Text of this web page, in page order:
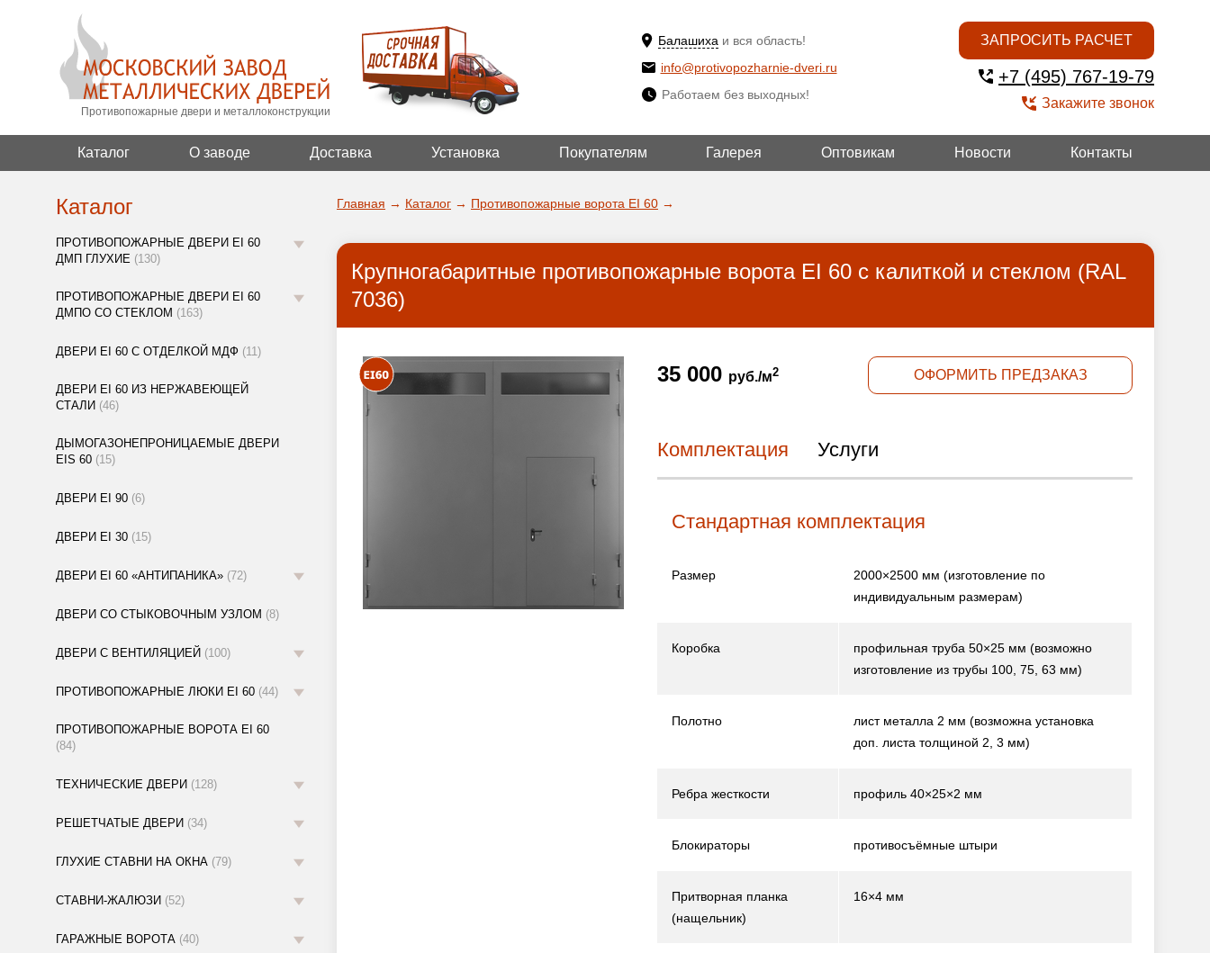
Противопожарные двери и металлоконструкции
Балашиха и вся область!
ДА!
ВЫБРАТЬ ДРУГОЙ
info@protivopozharnie-dveri.ru
Работаем без выходных!
ЗАПРОСИТЬ РАСЧЕТ
+7 (495) 767-19-79
Закажите звонок
Каталог О заводе Доставка Установка Покупателям Галерея Оптовикам Новости Контакты
Каталог
ПРОТИВОПОЖАРНЫЕ ДВЕРИ EI 60
ДМП ГЛУХИЕ (130)
ПРОТИВОПОЖАРНЫЕ ДВЕРИ EI 60
ДМПО СО СТЕКЛОМ (163)
ДВЕРИ EI 60 С ОТДЕЛКОЙ МДФ (11)
ДВЕРИ EI 60 ИЗ НЕРЖАВЕЮЩЕЙ
СТАЛИ (46)
ДЫМОГАЗОНЕПРОНИЦАЕМЫЕ ДВЕРИ
EIS 60 (15)
ДВЕРИ EI 90 (6)
ДВЕРИ EI 30 (15)
ДВЕРИ EI 60 «АНТИПАНИКА» (72)
ДВЕРИ СО СТЫКОВОЧНЫМ УЗЛОМ (8)
ДВЕРИ С ВЕНТИЛЯЦИЕЙ (100)
ПРОТИВОПОЖАРНЫЕ ЛЮКИ EI 60 (44)
ПРОТИВОПОЖАРНЫЕ ВОРОТА EI 60
(84)
ТЕХНИЧЕСКИЕ ДВЕРИ (128)
РЕШЕТЧАТЫЕ ДВЕРИ (34)
ГЛУХИЕ СТАВНИ НА ОКНА (79)
СТАВНИ-ЖАЛЮЗИ (52)
ГАРАЖНЫЕ ВОРОТА (40)
Главная → Каталог → Противопожарные ворота EI 60 →
Крупногабаритные противопожарные ворота EI 60 с калиткой и стеклом (RAL
7036)
35 000 руб./м2 ОФОРМИТЬ ПРЕДЗАКАЗ
Комплектация Услуги
Стандартная комплектация
Размер 2000×2500 мм (изготовление по
индивидуальным размерам)
Коробка профильная труба 50×25 мм (возможно
изготовление из трубы 100, 75, 63 мм)
Полотно лист металла 2 мм (возможна установка
доп. листа толщиной 2, 3 мм)
Ребра жесткости профиль 40×25×2 мм
Блокираторы противосъёмные штыри
Притворная планка
(нащельник)
16×4 мм